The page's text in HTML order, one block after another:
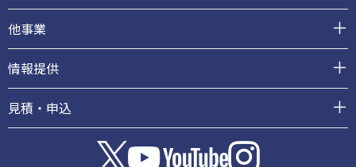
他事業
情報提供
見積・申込